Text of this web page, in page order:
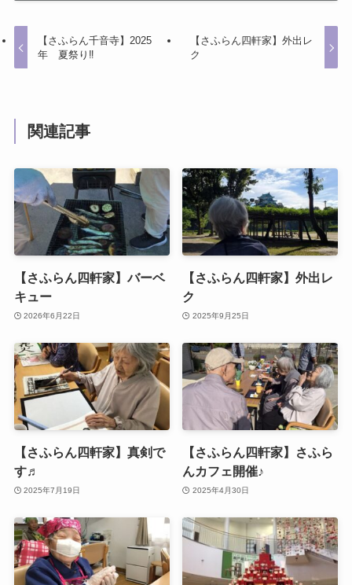
【さふらん千音寺】2025
年 夏祭り‼
【さふらん四軒家】外出レ
ク
関連記事
【さふらん四軒家】バーベ
キュー
2026年6月22日
【さふらん四軒家】外出レ
ク
2025年9月25日
【さふらん四軒家】真剣で
す♬
2025年7月19日
【さふらん四軒家】さふら
んカフェ開催♪
2025年4月30日